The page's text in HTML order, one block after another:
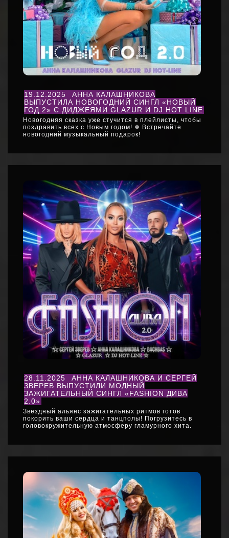
19.12.2025
АННА КАЛАШНИКОВА
ВЫПУСТИЛА НОВОГОДНИЙ СИНГЛ «НОВЫЙ
ГОД 2» С ДИДЖЕЯМИ GLAZUR И DJ HOT LINE
Новогодняя сказка уже стучится в плейлисты, чтобы
поздравить всех с Новым годом! ❄ Встречайте
новогодний музыкальный подарок!
28.11.2025
АННА КАЛАШНИКОВА И СЕРГЕЙ
ЗВЕРЕВ ВЫПУСТИЛИ МОДНЫЙ
ЗАЖИГАТЕЛЬНЫЙ СИНГЛ «FASHION ДИВА
2.0»
Звёздный альянс зажигательных ритмов готов
покорить ваши сердца и танцполы! Погрузитесь в
головокружительную атмосферу гламурного хита.